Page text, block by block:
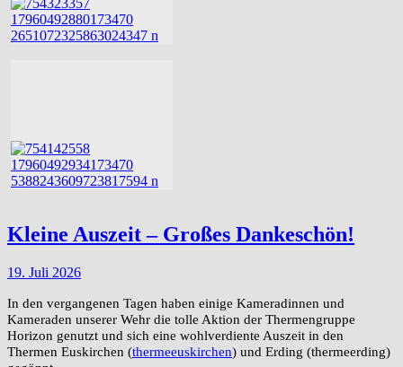
Kleine Auszeit – Großes Dankeschön!
19. Juli 2026
In den vergangenen Tagen haben einige Kameradinnen und
Kameraden unserer Wehr die tolle Aktion der Thermengruppe
Horizon genutzt und sich eine wohlverdiente Auszeit in den
Thermen Euskirchen (thermeeuskirchen) und Erding (thermeerding)